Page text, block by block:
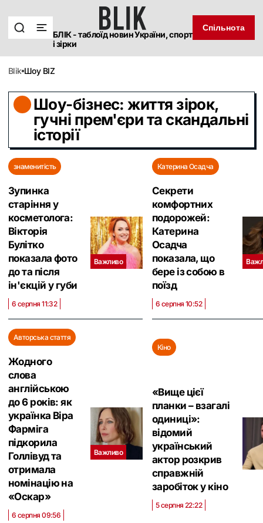
БЛІК - таблоїд новин України, спорт
і зірки
Спільнота
blik Шоу BIZ
Шоу-бізнес: життя зірок,
гучні прем'єри та скандальні
історії
Важливо
знаменитість
Зупинка
старіння у
косметолога:
Вікторія
Булітко
показала фото
до та після
ін'єкцій у губи
6 серпня 11:32
Катерина Осадча
Секрети
комфортних
подорожей:
Катерина
Осадча
показала, що
бере із собою в
поїзд
6 серпня 10:52
Важливо
Авторська стаття
Жодного
слова
англійською
до 6 років: як
українка Віра
Фарміга
підкорила
Голлівуд та
отримала
номінацію на
«Оскар»
6 серпня 09:56
Кіно
«Вище цієї
планки – взагалі
одиниці»:
відомий
український
актор розкрив
справжній
заробіток у кіно
5 серпня 22:22